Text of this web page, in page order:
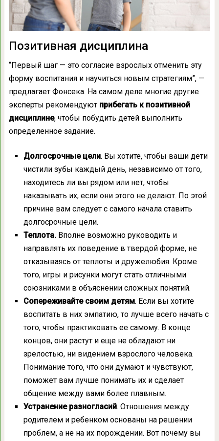
Позитивная дисциплина
“Первый шаг — это согласие взрослых отменить эту
форму воспитания и научиться новым стратегиям”, —
предлагает Фонсека. На самом деле многие другие
эксперты рекомендуют прибегать к позитивной
дисциплине, чтобы побудить детей выполнить
определенное задание.
Долгосрочные цели. Вы хотите, чтобы ваши дети
чистили зубы каждый день, независимо от того,
находитесь ли вы рядом или нет, чтобы
наказывать их, если они этого не делают. По этой
причине вам следует с самого начала ставить
долгосрочные цели.
Теплота.Вполне возможно руководить и
направлять их поведение в твердой форме, не
отказываясь от теплоты и дружелюбия. Кроме
того, игры и рисунки могут стать отличными
союзниками в объяснении сложных понятий.
Сопереживайте своим детям. Если вы хотите
воспитать в них эмпатию, то лучше всего начать с
того, чтобы практиковать ее самому. В конце
концов, они растут и еще не обладают ни
зрелостью, ни видением взрослого человека.
Понимание того, что они думают и чувствуют,
поможет вам лучше понимать их и сделает
общение между вами более плавным.
Устранение разногласий. Отношения между
родителем и ребенком основаны на решении
проблем, а не на их порождении. Вот почему вы